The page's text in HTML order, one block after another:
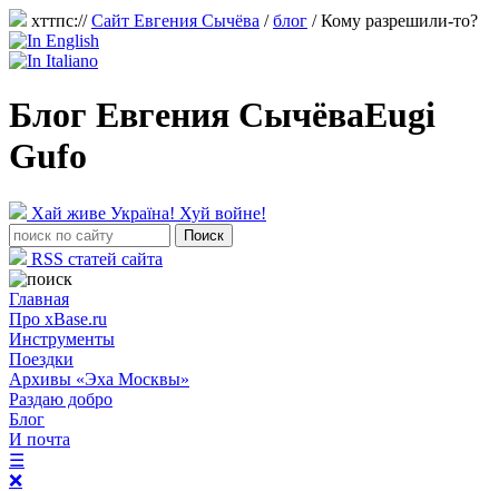
хттпс://Сайт Евгения Сычёва /блог /Кому разрешили-то?
Блог Евгения СычёваEugi
Gufo
Хай живе Україна! Хуй войне!
RSS статей сайта
Главная
Про xBase.ru
Инструменты
Поездки
Архивы «Эха Москвы»
Раздаю добро
Блог
И почта
☰
❌